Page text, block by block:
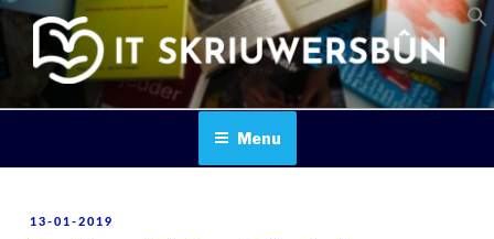
Skip
content
IT SKRIUWERSBOUN
Menu
POSTED
13-01-2019